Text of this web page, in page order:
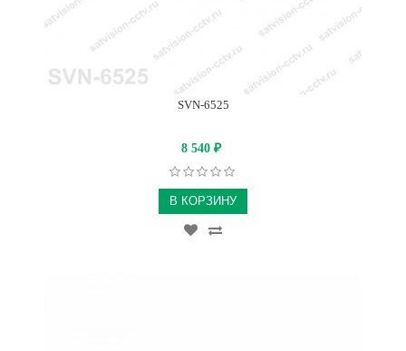
SVN-6525
8 540 ₽
В КОРЗИНУ